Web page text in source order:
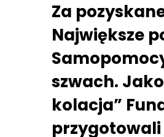
Za
Największe
szwach.
kolacja”